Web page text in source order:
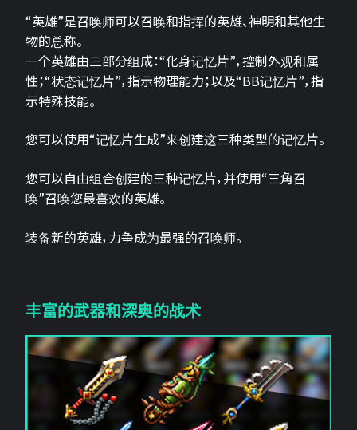
“英雄”是召唤师可以召唤和指挥的英雄、神明和其他生
物的总称。
一个英雄由三部分组成：“化身记忆片”，控制外观和属
性；“状态记忆片”，指示物理能力；以及“BB记忆片”，指
示特殊技能。
您可以使用“记忆片生成”来创建这三种类型的记忆片。
您可以自由组合创建的三种记忆片，并使用“三角召
唤”召唤您最喜欢的英雄。
装备新的英雄，力争成为最强的召唤师。
丰富的武器和深奥的战术